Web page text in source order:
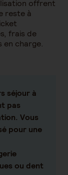
offrent
reste à
frais de
charge.
séjour à
pas
Vous
pour une
ou dent